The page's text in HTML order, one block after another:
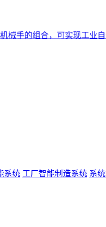
手的组合，可实现工业
系统 工厂智能制造系统 系